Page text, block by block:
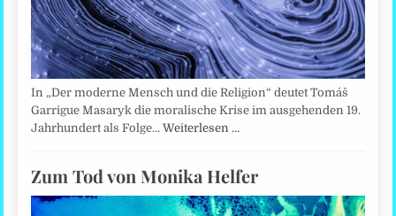
In „Der moderne Mensch und die Religion“ deutet Tomáš
Garrigue Masaryk die moralische Krise im ausgehenden 19.
Jahrhundert als Folge…Weiterlesen …
Zum Tod von Monika Helfer